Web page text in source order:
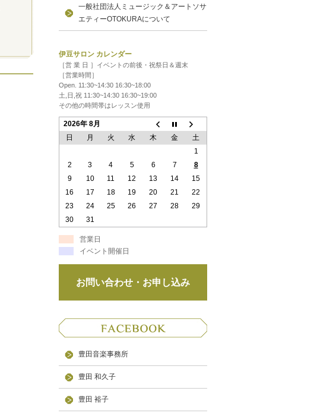
一般社団法人ミュージック＆アートソサ
エティーOTOKURAについて
伊豆サロン カレンダー
［営 業 日 ］イベントの前後・祝祭日＆週末
［営業時間］
Open. 11:30~14:30 16:30~18:00
土,日,祝 11:30~14:30 16:30~19:00
その他の時間帯はレッスン使用
2026年 8月
日
月 火 水 木 金
土
1
2
3 4 5 6 7
8
9
10 11 12 13 14
15
16
17 18 19 20 21
22
23
24 25 26 27 28
29
30
31
営業日
イベント開催日
お問い合わせ・お申し込み
豊田音楽事務所
豊田 和久子
豊田 裕子